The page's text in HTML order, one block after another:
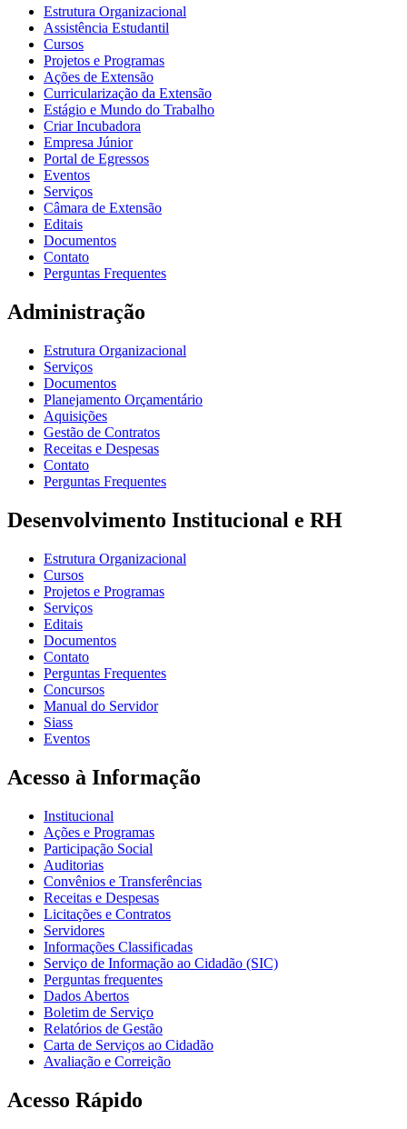
Estrutura Organizacional
Assistência Estudantil
Cursos
Projetos e Programas
Ações de Extensão
Curricularização da Extensão
Estágio e Mundo do Trabalho
Criar Incubadora
Empresa Júnior
Portal de Egressos
Eventos
Serviços
Câmara de Extensão
Editais
Documentos
Contato
Perguntas Frequentes
Administração
Estrutura Organizacional
Serviços
Documentos
Planejamento Orçamentário
Aquisições
Gestão de Contratos
Receitas e Despesas
Contato
Perguntas Frequentes
Desenvolvimento Institucional e RH
Estrutura Organizacional
Cursos
Projetos e Programas
Serviços
Editais
Documentos
Contato
Perguntas Frequentes
Concursos
Manual do Servidor
Siass
Eventos
Acesso à Informação
Institucional
Ações e Programas
Participação Social
Auditorias
Convênios e Transferências
Receitas e Despesas
Licitações e Contratos
Servidores
Informações Classificadas
Serviço de Informação ao Cidadão (SIC)
Perguntas frequentes
Dados Abertos
Boletim de Serviço
Relatórios de Gestão
Carta de Serviços ao Cidadão
Avaliação e Correição
Acesso Rápido